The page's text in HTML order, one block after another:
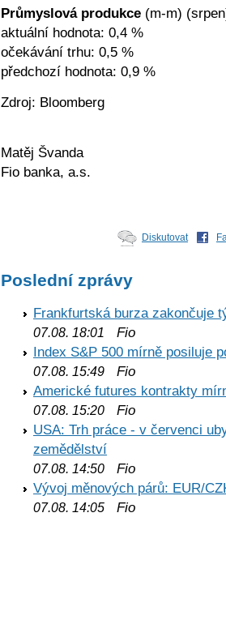
Průmyslová produkce (m-m)
aktuální hodnota: 0,4 %
očekávání trhu: 0,5 %
předchozí hodnota: 0,9 %
Zdroj: Bloomberg
Matěj Švanda
Fio banka, a.s.
Diskutovat
Poslední zprávy
Frankfurtská burza zakončuje
07.08. 18:01
Fio
Index S&P 500 mírně posiluje
07.08. 15:49 Fio
Americké futures kontrakty
07.08. 15:20 Fio
USA: Trh práce - v červenci
zemědělství
07.08. 14:50 Fio
Vývoj měnových párů: EUR/
07.08. 14:05 Fio